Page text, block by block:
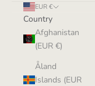
EUR €
Country
Afghanistan
(EUR €)
Åland
Islands (EUR